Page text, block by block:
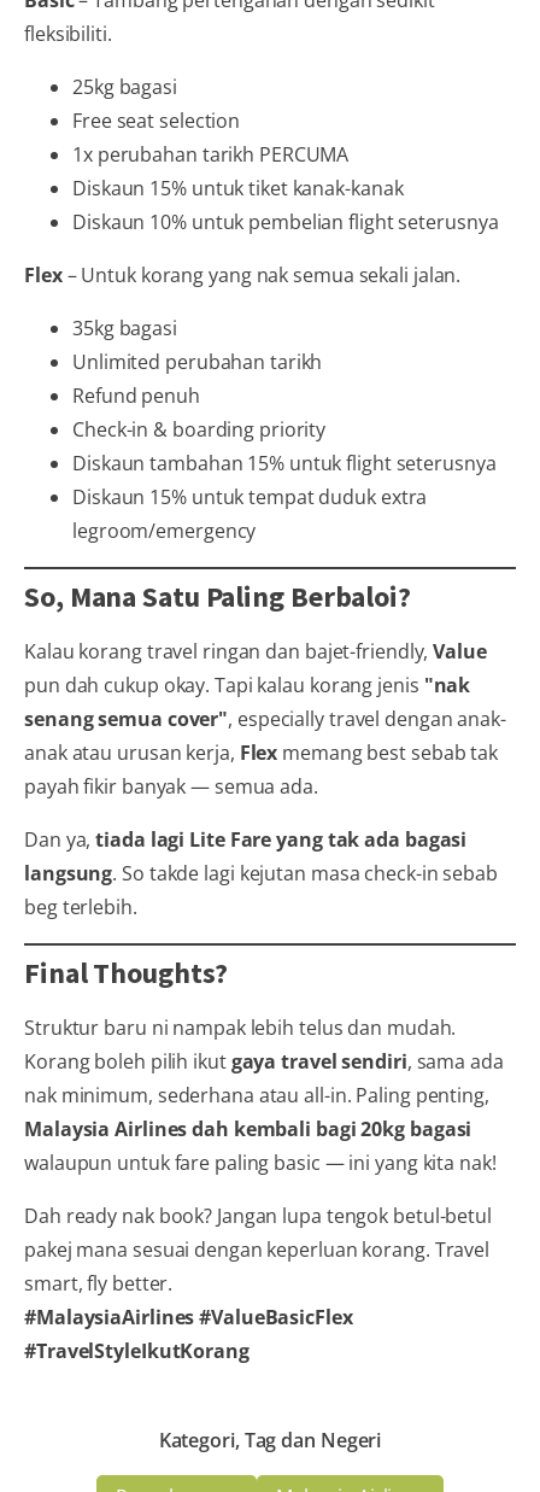
fleksibiliti.
25kg bagasi
Free seat selection
1x perubahan tarikh PERCUMA
Diskaun 15% untuk tiket kanak-kanak
Diskaun 10% untuk pembelian flight seterusnya
Flex– Untuk korang yang nak semua sekali jalan.
35kg bagasi
Unlimited perubahan tarikh
Refund penuh
Check-in & boarding priority
Diskaun tambahan 15% untuk flight seterusnya
Diskaun 15% untuk tempat duduk extra
legroom/emergency
So, Mana Satu Paling Berbaloi?
Kalau korang travel ringan dan bajet-friendly,Value
pun dah cukup okay. Tapi kalau korang jenis "nak
senang semua cover", especially travel dengan anak-
anak atau urusan kerja, Flex memang best sebab tak
payah fikir banyak — semua ada.
Dan ya,tiada lagi Lite Fare yang tak ada bagasi
langsung. So takde lagi kejutan masa check-in sebab
beg terlebih.
Final Thoughts?
Struktur baru ni nampak lebih telus dan mudah.
Korang boleh pilih ikutgaya travel sendiri, sama ada
nak minimum, sederhana atau all-in. Paling penting,
Malaysia Airlines dah kembali bagi 20kg bagasi
walaupun untuk fare paling basic — ini yang kita nak!
Dah ready nak book? Jangan lupa tengok betul-betul
pakej mana sesuai dengan keperluan korang. Travel
smart, fly better.
#MalaysiaAirlines #ValueBasicFlex
#TravelStyleIkutKorang
Kategori, Tag dan Negeri